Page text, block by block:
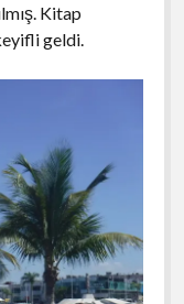
Kitap
geldi.